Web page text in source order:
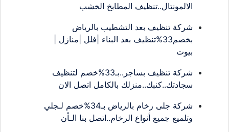
الالمونتال..تنظيف المطابخ الخشب
شركة تنظيف بعد التشطيب بالرياض
بخصم33%تنظيف بعد البناء |فلل |منازل |
بيوت
شركة تنظيف بساجر..بـ33%خصم لتنظيف
سجادتك..كنبك..منزلك بالكامل اتصل الان
شركة جلى رخام بالرياض بـ34%خصم لـجلي
وتلميع جميع أنواع الرخام..اتصل بنا الـأن